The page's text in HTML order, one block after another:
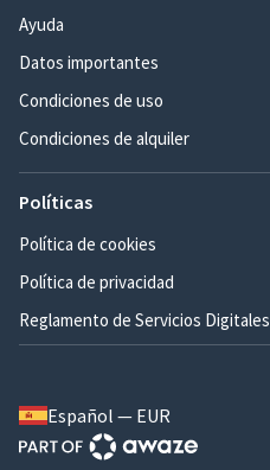
Ayuda
Datos importantes
Condiciones de uso
Condiciones de alquiler
Políticas
Política de cookies
Política de privacidad
Reglamento de Servicios Digitales
Español — EUR